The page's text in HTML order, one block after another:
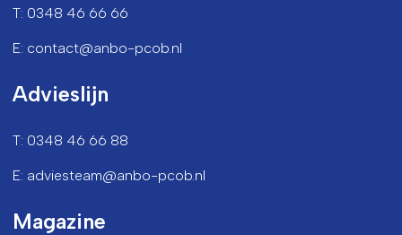
T: 0348 46 66 66
E: contact@anbo-pcob.nl
Advieslijn
T: 0348 46 66 88
E: adviesteam@anbo-pcob.nl
Magazine